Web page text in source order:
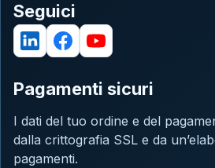
Seguici
Pagamenti sicuri
I dati del tuo ordine e del
dalla crittografia SSL e da
pagamenti.